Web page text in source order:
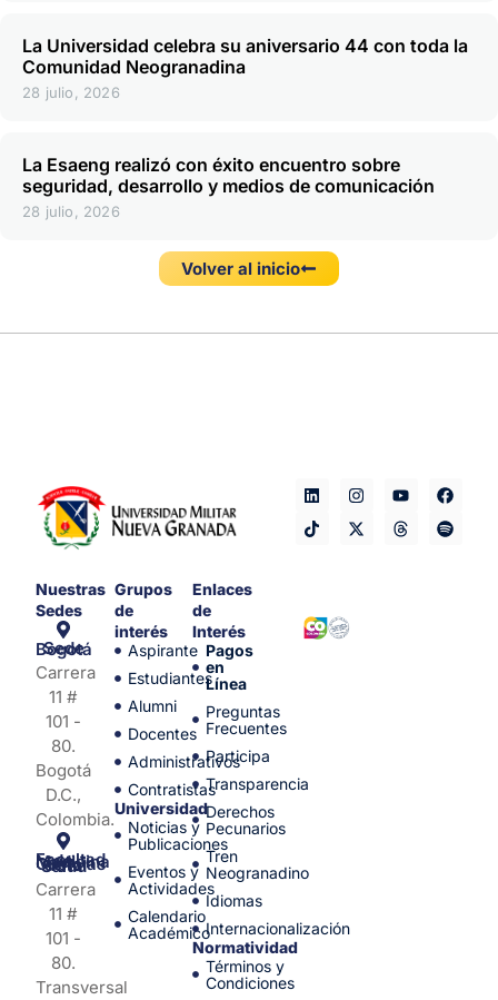
La Universidad celebra su aniversario 44 con toda la
Comunidad Neogranadina
28 julio, 2026
La Esaeng realizó con éxito encuentro sobre
seguridad, desarrollo y medios de comunicación
28 julio, 2026
Volver al inicio
Nuestras
Sedes
Sede Bogotá
Carrera
11 #
101 -
80.
Bogotá
D.C.,
Colombia.
Facultad de Medicina y Ciencias de la Salud
Carrera
11 #
101 -
80.
Transversal
Grupos
de
interés
Aspirante
Estudiantes
Alumni
Docentes
Administrativos
Contratistas
Universidad
Noticias y
Publicaciones
Eventos y
Actividades
Calendario
Académico
Enlaces
de
Interés
Pagos
en
Línea
Preguntas
Frecuentes
Participa
Transparencia
Derechos
Pecunarios
Tren
Neogranadino
Idiomas
Internacionalización
Normatividad
Términos y
Condiciones